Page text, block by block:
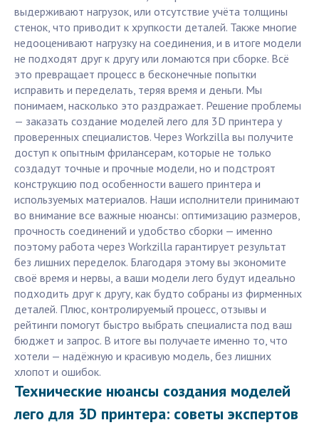
выдерживают нагрузок, или отсутствие учёта толщины
стенок, что приводит к хрупкости деталей. Также многие
недооценивают нагрузку на соединения, и в итоге модели
не подходят друг к другу или ломаются при сборке. Всё
это превращает процесс в бесконечные попытки
исправить и переделать, теряя время и деньги. Мы
понимаем, насколько это раздражает. Решение проблемы
— заказать создание моделей лего для 3D принтера у
проверенных специалистов. Через Workzilla вы получите
доступ к опытным фрилансерам, которые не только
создадут точные и прочные модели, но и подстроят
конструкцию под особенности вашего принтера и
используемых материалов. Наши исполнители принимают
во внимание все важные нюансы: оптимизацию размеров,
прочность соединений и удобство сборки — именно
поэтому работа через Workzilla гарантирует результат
без лишних переделок. Благодаря этому вы экономите
своё время и нервы, а ваши модели лего будут идеально
подходить друг к другу, как будто собраны из фирменных
деталей. Плюс, контролируемый процесс, отзывы и
рейтинги помогут быстро выбрать специалиста под ваш
бюджет и запрос. В итоге вы получаете именно то, что
хотели — надёжную и красивую модель, без лишних
хлопот и ошибок.
Технические нюансы создания моделей
лего для 3D принтера: советы экспертов